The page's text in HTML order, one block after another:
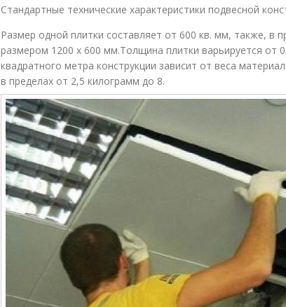
Стандартные технические характеристики подвесной
Размер одной плитки составляет от 600 кв. мм, также, в
размером 1200 х 600 мм.Толщина плитки варьируется от
квадратного метра конструкции зависит от веса
в пределах от 2,5 килограмм до 8.